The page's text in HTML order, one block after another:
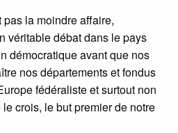
pas la moindre affaire,
véritable débat dans le pays
démocratique avant que nos
nos départements et fondus
fédéraliste et surtout non
crois, le but premier de notre